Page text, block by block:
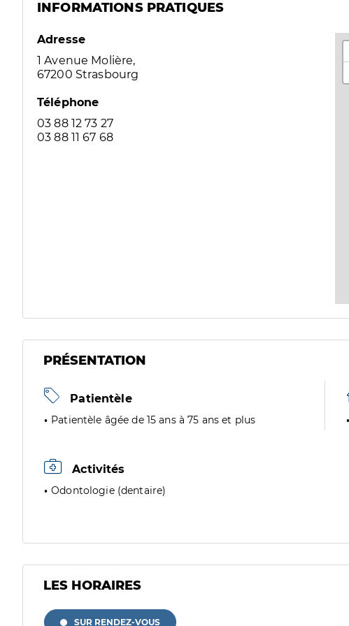
INFORMATIONS PRATIQUES
Adresse
1 Avenue Molière,
67200 Strasbourg
Téléphone
03 88 12 73 27
03 88 11 67 68
PRÉSENTATION
Patientèle
Patientèle âgée de 15 ans à 75 ans et plus
Activités
Odontologie (dentaire)
LES HORAIRES
SUR RENDEZ-VOUS